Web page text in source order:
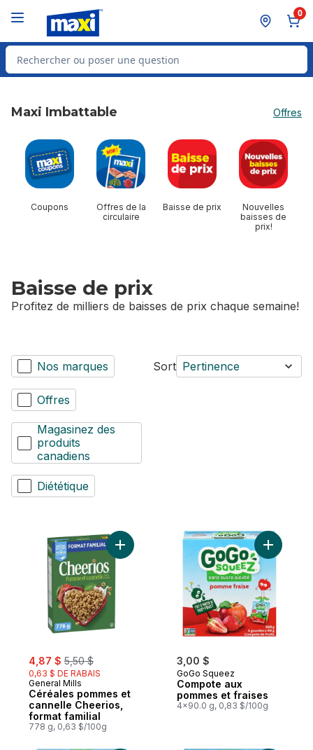
0
Rechercher des produits
Maxi Imbattable Offres
sauter Maxi Imbattable
Coupons
Offres de la
circulaire
Baisse de prix
Nouvelles
baisses de
prix!
Baisse de prix
Profitez de milliers de baisses de prix chaque semaine!
Nos marques
Offres
Magasinez des
produits
canadiens
Diététique
Sort Pertinence
sale:
4,87 $ , formerly:
5,50 $
0,63 $ DE RABAIS
General Mills
Céréales pommes et
cannelle Cheerios,
format familial
778 g, 0,63 $/100g
Ajouter Céréales pommes et cannelle
3,00 $
GoGo Squeez
Compote aux
pommes et fraises
4x90.0 g, 0,83 $/100g
Ajouter